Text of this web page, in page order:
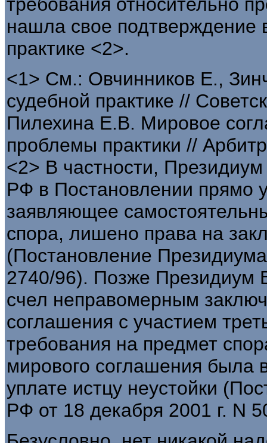
нашла свое подтверждение
практике <2>.
<1> См.: Овчинников Е.,
судебной практике //
Пилехина Е.В. Мировое
проблемы практики //
<2> В частности,
РФ в Постановлении прямо
заявляющее
спора, лишено права на
(Постановление
2740/96). Позже Президиум
счел неправомерным
соглашения с участием
требования на предмет
мирового соглашения была
уплате истцу неустойки
РФ от 18 декабря 2001 г. N